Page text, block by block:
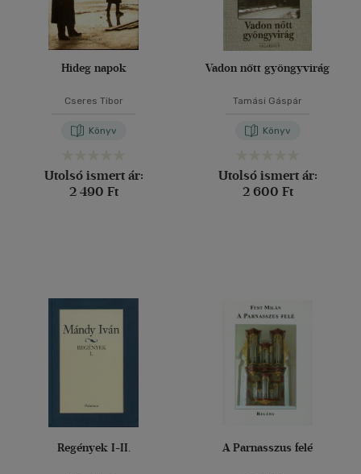
Hideg napok
Cseres Tibor
Könyv
Utolsó ismert ár:
2 490 Ft
Vadon nőtt gyöngyvirág
Tamási Gáspár
Könyv
Utolsó ismert ár:
2 600 Ft
Regények I-II. A Parnasszus felé